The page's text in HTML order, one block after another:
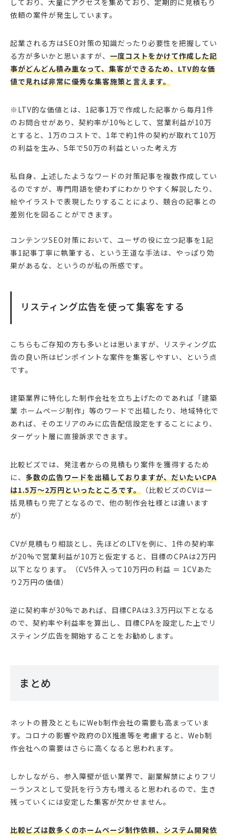
しており、大量にアクセスを集めており、定期的に見積もり
依頼の案件が発生しています。
起業される方はSEO対策の知識だったり必要性を把握してい
る方が多いかと思いますが、 一度コストをかけて作成した記
事がどんどん積み重なって、集客ができるため、LTV的な価
値で見れば非常に優秀な集客施策と言えます。
※LTV的な価値とは、1記事1万で作成した記事から毎月1件
のお問合せがあり、契約率が10%として、営業利益が10万
とすると、1万のコストで、1年で約1件の契約が取れて10万
の利益を生み、5年で50万の利益といった考え方
私自身、上述したようなワードの対策記事を複数作成してい
るのですが、専門用語を使わずにわかりやすく解説したり、
絵やイラストで表現したりすることにより、競合の記事との
差別化を図ることができます。
コンテンツSEO対策において、ユーザの役に立つ記事を1記
事1記事丁寧に執筆する、という王道な手法は、やっぱり効
果があるな、というのが私の所感です。
リスティング広告を使って集客をする
こちらもご存知の方も多いとは思いますが、リスティング広
告の良い所はピンポイントな案件を集客しやすい、という点
です。
建築業界に特化した制作会社を立ち上げたのであれば「建築
業 ホームページ制作」等のワードで出稿したり、地域特化で
あれば、そのエリアのみに広告配信設定をすることにより、
ターゲット層に直接訴求できます。
比較ビズでは、発注者からの見積もり案件を獲得するため
に、 多数の広告ワードを出稿しておりますが、だいたいCPA
は1.5万〜2万円といったところです。 （比較ビズのCVは一
括見積もり完了となるので、他の制作会社様とは違います
が）
CVが見積もり相談とし、先ほどのLTVを例に、1件の契約率
が20%で営業利益が10万と仮定すると、目標のCPAは2万円
以下となります。（CV5件入って10万円の利益 ＝ 1CVあた
り2万円の価値）
逆に契約率が30%であれば、目標CPAは3.3万円以下となる
ので、契約率や利益率を算出し、目標CPAを設定した上でリ
スティング広告を開始することをお勧めします。
まとめ
ネットの普及とともにWeb制作会社の需要も高まっていま
す。コロナの影響や政府のDX推進等を考慮すると、Web制
作会社への需要はさらに高くなると思われます。
しかしながら、参入障壁が低い業界で、副業解禁によりフリ
ーランスとして受託を行う方も増えると思われるので、生き
残っていくには安定した集客が欠かせません。
比較ビズは数多くのホームページ制作依頼、システム開発依